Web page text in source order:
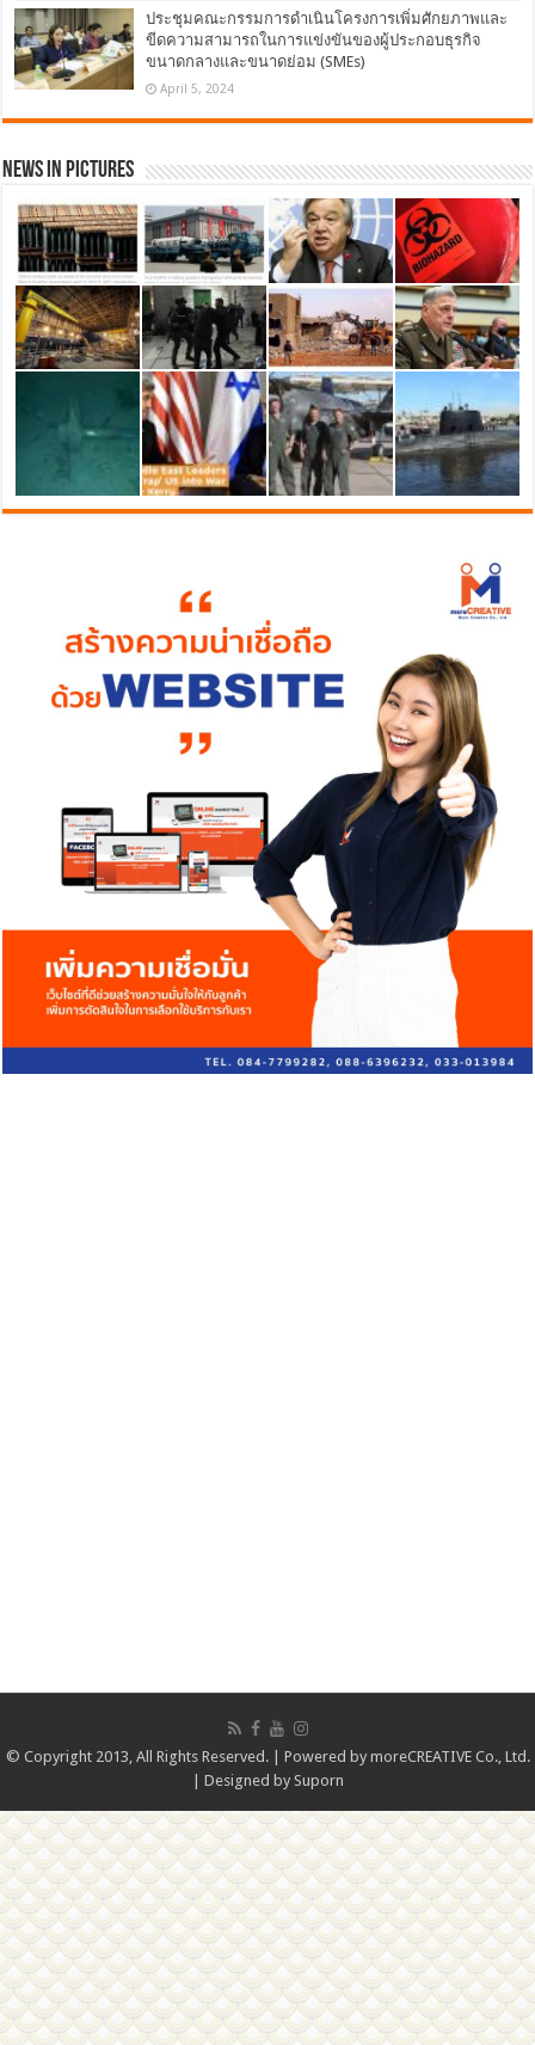
ประชุมคณะกรรมการดำเนินโครงการเพิ่มศักยภาพและ
ขีดความสามารถในการแข่งขันของผู้ประกอบธุรกิจ
ขนาดกลางและขนาดย่อม (SMEs)
April 5, 2024
News in Pictures
© Copyright 2013, All Rights Reserved. | Powered by moreCREATIVE Co., Ltd.
| Designed by Suporn